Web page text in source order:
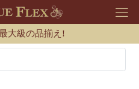
大級の品揃え!